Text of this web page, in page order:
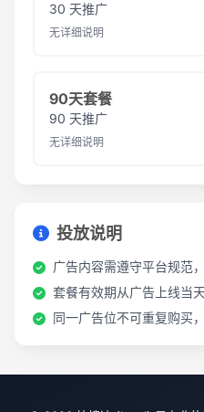
30 天推广
无详细说明
90天套餐
90 天推广
无详细说明
投放说明
广告内容需遵守平台规范
套餐有效期从广告上线当
同一广告位不可重复购买